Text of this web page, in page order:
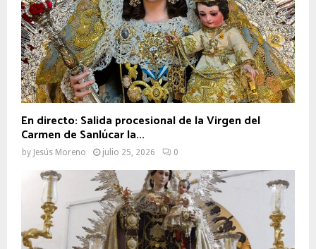
En directo: Salida procesional de la Virgen del
Carmen de Sanlúcar la...
by Jesús Moreno julio 25, 2026 0